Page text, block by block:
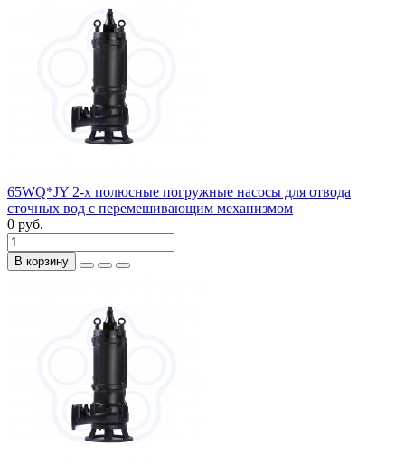
65WQ*JY 2-х полюсные погружные насосы для отвода
сточных вод с перемешивающим механизмом
0 руб.
В корзину